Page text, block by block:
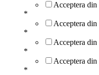
Acceptera din
*
Acceptera din
*
Acceptera din
*
Acceptera din
*